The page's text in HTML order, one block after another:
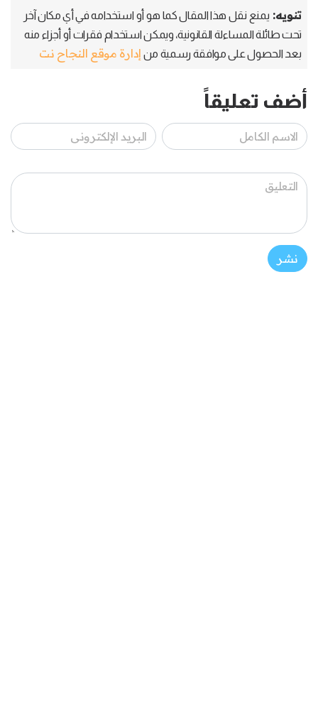
تنويه: يمنع نقل هذا المقال كما هو أو استخدامه في أي مكان آخر
تحت طائلة المساءلة القانونية، ويمكن استخدام فقرات أو أجزاء منه
بعد الحصول على موافقة رسمية من إدارة موقع النجاح نت
أضف تعليقاً
نشر